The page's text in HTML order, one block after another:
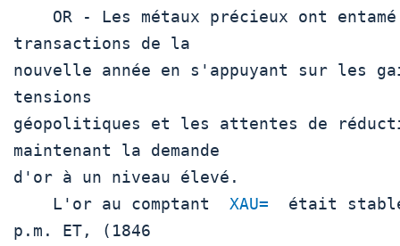
transactions de la
nouvelle année en s'appuyant sur les
tensions
géopolitiques et les attentes de
maintenant la demande
d'or à un niveau élevé.
    L'or au comptant
XAU=
était
p.m. ET, (1846